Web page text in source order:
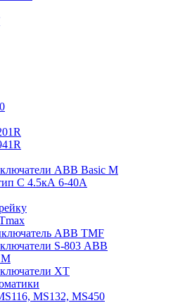
ABB Basic M
С 4.5кА 6-40А
ABB TMF
S-803 АВВ
XT
MS132, MS450